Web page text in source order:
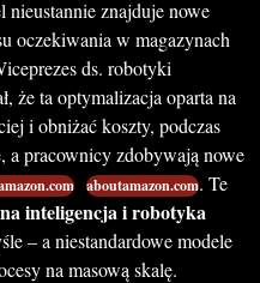
nieustannie znajduje nowe
oczekiwania w magazynach
ds. robotyki
że ta optymalizacja oparta na
i obniżać koszty, podczas
a pracownicy zdobywają nowe
aboutamazon.com. Te
inteligencja i robotyka
– a niestandardowe modele
na masową skalę.